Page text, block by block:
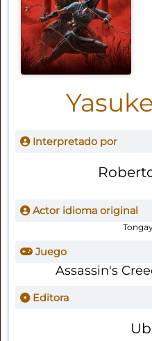
Interpretado por
Actor idioma original
Juego
Assassin's
Editora